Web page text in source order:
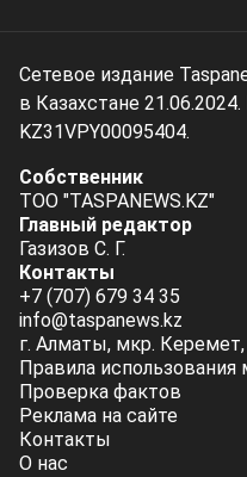
Сетевое издание
в Казахстане
KZ31VPY00095404.
Собственник
ТОО "TASPANEWS.KZ"
Главный редактор
Газизов С. Г.
Контакты
+7 (707) 679 34 35
info@taspanews.kz
г. Алматы, мкр.
Правила использования
Проверка фактов
Реклама на сайте
Контакты
О нас